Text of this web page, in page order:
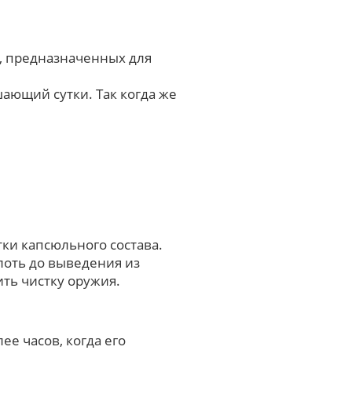
для
сутки. Так когда же
капсюльного состава.
до выведения из
чистку оружия.
часов, когда его